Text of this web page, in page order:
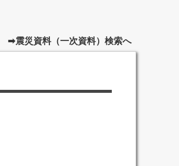
➡震災資料（一次資料）検索へ